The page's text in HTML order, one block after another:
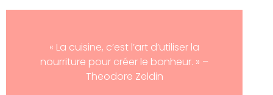
« La cuisine, c’est l’art d’utiliser la
nourriture pour créer le bonheur. » –
Theodore Zeldin